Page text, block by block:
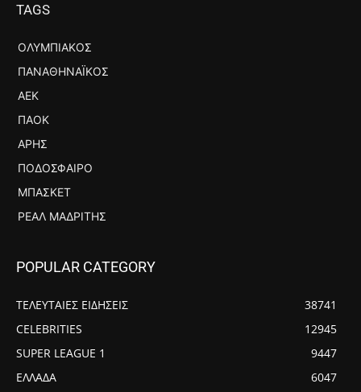
TAGS
ΟΛΥΜΠΙΑΚΌΣ
ΠΑΝΑΘΗΝΑΪΚΌΣ
ΑΕΚ
ΠΑΟΚ
ΆΡΗΣ
ΠΟΔΌΣΦΑΙΡΟ
ΜΠΆΣΚΕΤ
ΡΕΆΛ ΜΑΔΡΊΤΗΣ
POPULAR CATEGORY
ΤΕΛΕΥΤΑΙΕΣ ΕΙΔΗΣΕΙΣ
38741
CELEBRITIES
12945
SUPER LEAGUE 1
9447
ΕΛΛΑΔΑ
6047